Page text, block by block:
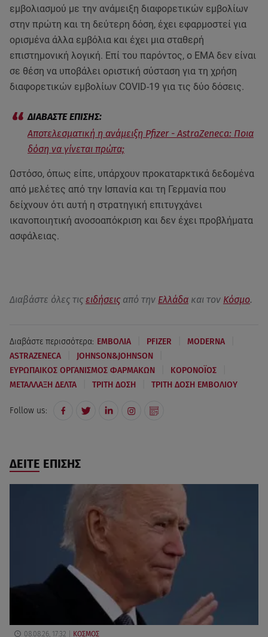
εμβολιασμού με την ανάμειξη διαφορετικών εμβολίων
στην πρώτη και τη δεύτερη δόση, έχει εφαρμοστεί για
ορισμένα άλλα εμβόλια και έχει μια σταθερή
επιστημονική λογική. Επί του παρόντος, ο ΕΜΑ δεν είναι
σε θέση να υποβάλει οριστική σύσταση για τη χρήση
διαφορετικών εμβολίων COVID-19 για τις δύο δόσεις.
Αποτελεσματική η ανάμειξη Pfizer - AstraZeneca: Ποια
δόση να γίνεται πρώτα;
Ωστόσο, όπως είπε, υπάρχουν προκαταρκτικά δεδομένα
από μελέτες από την Ισπανία και τη Γερμανία που
δείχνουν ότι αυτή η στρατηγική επιτυγχάνει
ικανοποιητική ανοσοαπόκριση και δεν έχει προβλήματα
ασφάλειας.
Διαβάστε όλες τις ειδήσεις από την Ελλάδα και τον Κόσμο.
Διαβάστε περισσότερα: ΕΜΒΟΛΙΑ PFIZER MODERNA
ASTRAZENECA JOHNSON&JOHNSON
ΕΥΡΩΠΑΙΚΟΣ ΟΡΓΑΝΙΣΜΟΣ ΦΑΡΜΑΚΩΝ ΚΟΡΟΝΟΪΟΣ
ΜΕΤΑΛΛΑΞΗ ΔΕΛΤΑ ΤΡΙΤΗ ΔΟΣΗ ΤΡΙΤΗ ΔΟΣΗ ΕΜΒΟΛΙΟΥ
Follow us:
ΔΕΙΤΕ ΕΠΙΣΗΣ
08.08.26, 17:32 ΚΟΣΜΟΣ